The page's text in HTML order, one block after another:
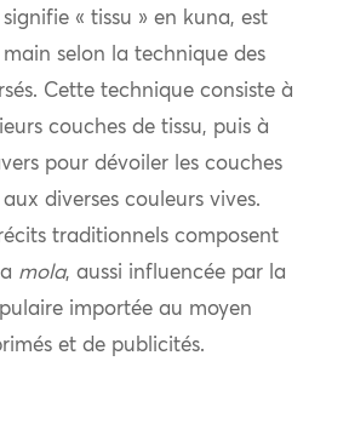
« tissu » en kuna, est
selon la technique des
Cette technique consiste à
couches de tissu, puis à
pour dévoiler les couches
diverses couleurs vives.
traditionnels composent
mola, aussi influencée par la
importée au moyen
et de publicités.